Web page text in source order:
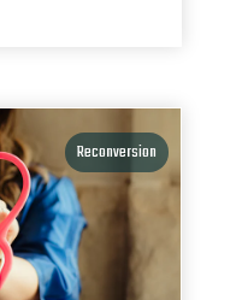
Reconversion